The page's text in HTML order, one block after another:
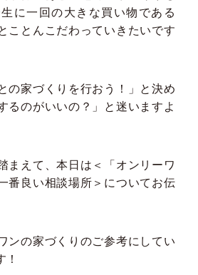
に一回の大きな買い物である
ことんこだわっていきたいです
の家づくりを行おう！」と決め
るのがいいの？」と迷いますよ
まえて、本日は＜「オンリーワ
番良い相談場所＞についてお伝
ンの家づくりのご参考にしてい